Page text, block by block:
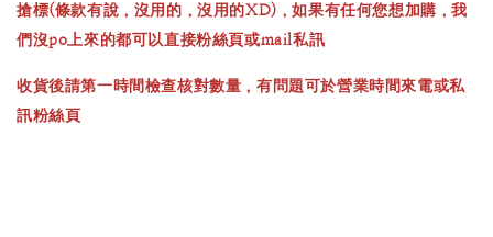
搶標(條款有說，沒用的，沒用的XD)，如果有任何您想加購，我
們沒po上來的都可以直接粉絲頁或mail私訊
收貨後請第一時間檢查核對數量，有問題可於營業時間來電或私
訊粉絲頁